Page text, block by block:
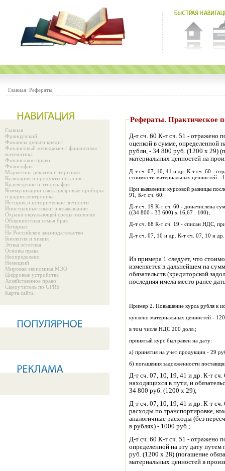
Главная: Рефераты
Главная
Французский
Финансы деньги кредит
Финансовый менеджмент финансовая
математика
Финансовое право
Философия
Маркетинг реклама и торговля
Кулинария и продукты питания
Краеведение и этнография
Коммуникации связь цифровые приборы
и радиоэлектроника
История и исторические личности
Иностранные языки и языкознание
Охрана окружающей среды экология
Общениеэтика семья брак
Нотариат
Не Российское законодательство
Биология и химия
Этика эстетика
Основы права
Неопределено
Немецкий
Мировая экономика МЭО
Цифровые устройства
Хозяйственное право
Самоучитель по GPRS
Карта сайта
Рефераты.
Д-т сч. 60 К-т сч. 51 - отражено
оценкой в сумме, определенной
рубли, - 34 800 руб. (1200 х 29)
материальных ценностей на
Д-т сч. 07, 10, 41 и др. К-т сч. 60 -
стоимости материальных ценностей -
При выявлении курсовой разницы
91, К-т сч. 60.
Д-т сч. 19 К-т сч. 60 - доначислена
((34 800 - 33 600) х 16,67 : 100);
Д-т сч. 68 К-т сч. 19 - списан НДС,
Д-т сч. 07, 10 и др. К-т сч. 07, 10 и
Из примера 1 следует, что
изменяется в дальнейшем на
обязательств (кредиторской
последняя имела место ранее
Пример 2. Повышение курса рубля к
куплено материальных ценностей -
в том числе НДС 200 долл.;
принятый курс был равен на дату:
а) принятия на учет продукции - 29
б) погашения задолженности
Д-т сч. 07, 10, 19, 41 и др. К-т сч.
находящихся в пути, и
34 800 руб. (1200 х 29);
Д-т сч. 07, 10, 19, 41 и др. К-т сч.
расходы по транспортировке,
аналогичные расходы (без
в рублях) - 1000 руб.;
Д-т сч. 60 К-т сч. 51 - отражено
определенной на эту дату
руб. (1200 х 28) (погашение
материальных ценностей в